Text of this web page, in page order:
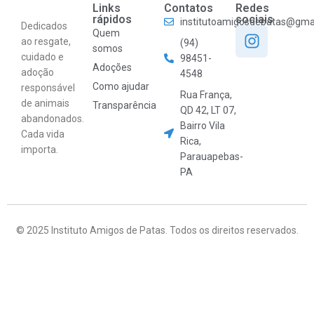
Dedicados
ao resgate,
cuidado e
adoção
responsável
de animais
abandonados.
Cada vida
importa.
Links
rápidos
Quem
somos
Adoções
Como ajudar
Transparência
Contatos
(94)
98451-
4548
Rua França,
QD 42, LT 07,
Bairro Vila
Rica,
Parauapebas-
PA
Redes
sociais
© 2025 Instituto Amigos de Patas. Todos os direitos reservados.